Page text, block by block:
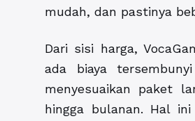
mudah, dan pastinya
Dari sisi harga,
ada biaya
menyesuaikan paket
hingga bulanan. Hal